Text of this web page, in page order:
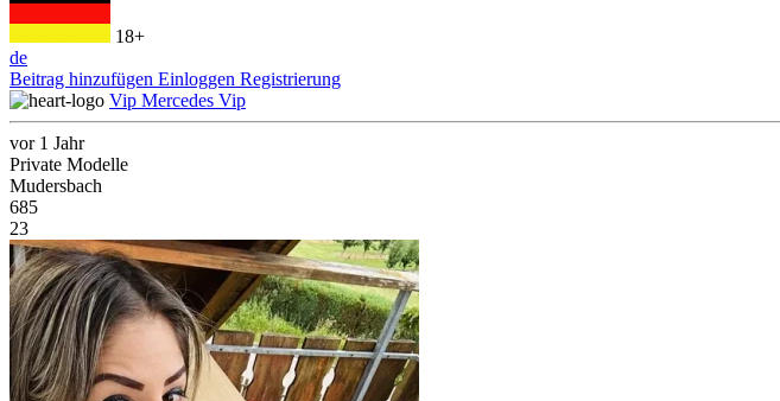
18+
de
Beitrag hinzufügen Einloggen Registrierung
Vip Mercedes Vip
vor 1 Jahr
Private Modelle
Mudersbach
685
23